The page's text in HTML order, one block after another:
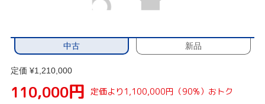
中古 新品
定価 ¥1,210,000
110,000円 定価より1,100,000円（90%）おトク